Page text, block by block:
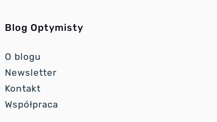
Blog Optymisty
O blogu
Newsletter
Kontakt
Współpraca